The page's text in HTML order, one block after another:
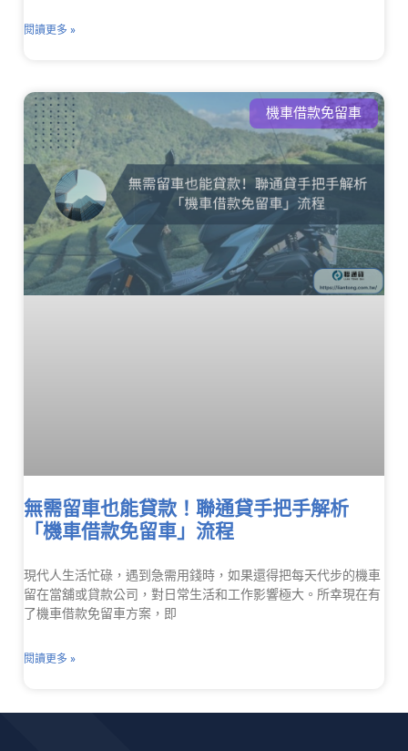
閱讀更多 »
機車借款免留車
無需留車也能貸款！聯通貸手把手解析
「機車借款免留車」流程
現代人生活忙碌，遇到急需用錢時，如果還得把每天代步的機車
留在當舖或貸款公司，對日常生活和工作影響極大。所幸現在有
了機車借款免留車方案，即
閱讀更多 »